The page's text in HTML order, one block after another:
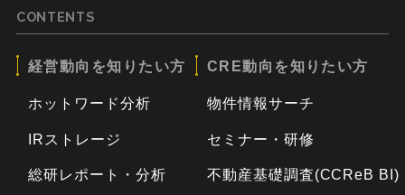
CONTENTS
経営動向を知りたい方
ホットワード分析
IRストレージ
総研レポート・分析
CRE動向を知りたい方
物件情報サーチ
セミナー・研修
不動産基礎調査(CCReB BI)